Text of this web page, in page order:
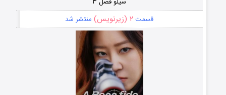
قسمت ۲ (زیرنویس) منتشر شد